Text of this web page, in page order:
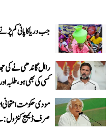
جب دریا کا پانی
راہل گاندھی نے کی
کسی کی بھی ہو، طلبہ
مودی حکومت
صرف ڈیمیج